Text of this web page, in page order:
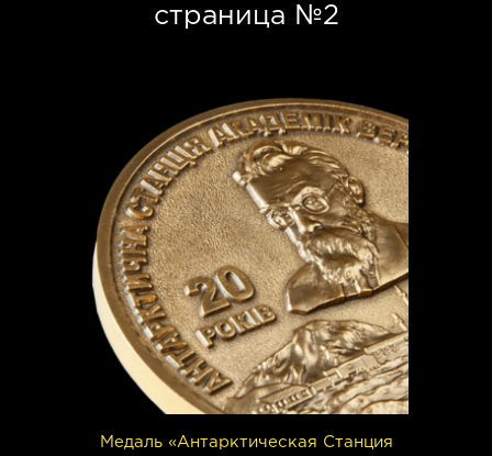
страница №2
Медаль «Антарктическая Станция